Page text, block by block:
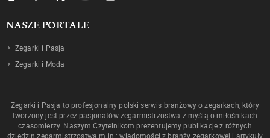
NASZE PORTALE
Zegarki i Pasja
Zegarki i Moda
Zegarki i Pasja to profesjonalny polski serwis branżowy o zegarkach, który
tworzony jest przez pasjonatów zegarmistrzostwa z myślą o miłośnikach
czasomierzy. Naszym Czytelnikom prezentujemy publikacje z różnych
dziedzin zegarmistrzostwa m.in.: wiadomości z branży zegarkowej i artykuły